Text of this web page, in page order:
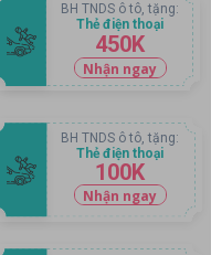
Thẻ điện thoại
450K
BH TNDS ô tô, tặng:
Nhận ngay
Thẻ điện thoại
100K
BH TNDS ô tô, tặng:
Nhận ngay